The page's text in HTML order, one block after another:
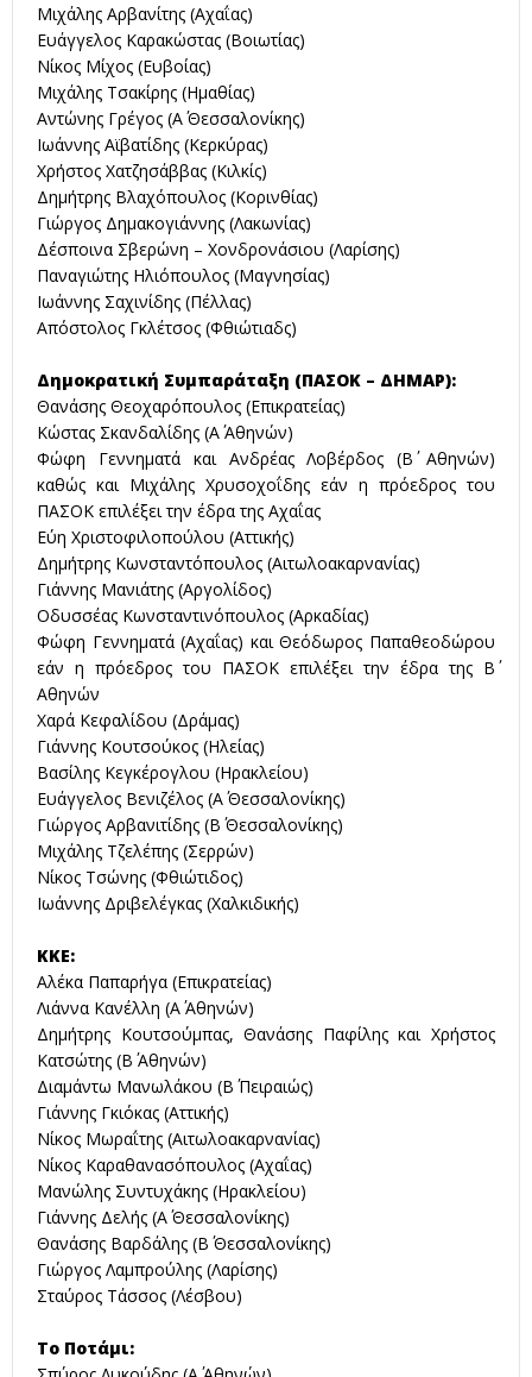
Μιχάλης Αρβανίτης (Αχαΐας)
Ευάγγελος Καρακώστας (Βοιωτίας)
Νίκος Μίχος (Ευβοίας)
Μιχάλης Τσακίρης (Ημαθίας)
Αντώνης Γρέγος (Α΄ Θεσσαλονίκης)
Ιωάννης Αϊβατίδης (Κερκύρας)
Χρήστος Χατζησάββας (Κιλκίς)
Δημήτρης Βλαχόπουλος (Κορινθίας)
Γιώργος Δημακογιάννης (Λακωνίας)
Δέσποινα Σβερώνη – Χονδρονάσιου (Λαρίσης)
Παναγιώτης Ηλιόπουλος (Μαγνησίας)
Ιωάννης Σαχινίδης (Πέλλας)
Απόστολος Γκλέτσος (Φθιώτιαδς)
Δημοκρατική Συμπαράταξη (ΠΑΣΟΚ – ΔΗΜΑΡ):
Θανάσης Θεοχαρόπουλος (Επικρατείας)
Κώστας Σκανδαλίδης (Α΄ Αθηνών)
Φώφη Γεννηματά και Ανδρέας Λοβέρδος (Β΄ Αθηνών)
καθώς και Μιχάλης Χρυσοχοΐδης εάν η πρόεδρος του
ΠΑΣΟΚ επιλέξει την έδρα της Αχαΐας
Εύη Χριστοφιλοπούλου (Αττικής)
Δημήτρης Κωνσταντόπουλος (Αιτωλοακαρνανίας)
Γιάννης Μανιάτης (Αργολίδος)
Οδυσσέας Κωνσταντινόπουλος (Αρκαδίας)
Φώφη Γεννηματά (Αχαΐας) και Θεόδωρος Παπαθεοδώρου
εάν η πρόεδρος του ΠΑΣΟΚ επιλέξει την έδρα της Β΄
Αθηνών
Χαρά Κεφαλίδου (Δράμας)
Γιάννης Κουτσούκος (Ηλείας)
Βασίλης Κεγκέρογλου (Ηρακλείου)
Ευάγγελος Βενιζέλος (Α΄ Θεσσαλονίκης)
Γιώργος Αρβανιτίδης (Β΄ Θεσσαλονίκης)
Μιχάλης Τζελέπης (Σερρών)
Νίκος Τσώνης (Φθιώτιδος)
Ιωάννης Δριβελέγκας (Χαλκιδικής)
ΚΚΕ:
Αλέκα Παπαρήγα (Επικρατείας)
Λιάννα Κανέλλη (Α΄ Αθηνών)
Δημήτρης Κουτσούμπας, Θανάσης Παφίλης και Χρήστος
Κατσώτης (Β΄ Αθηνών)
Διαμάντω Μανωλάκου (Β΄ Πειραιώς)
Γιάννης Γκιόκας (Αττικής)
Νίκος Μωραΐτης (Αιτωλοακαρνανίας)
Νίκος Καραθανασόπουλος (Αχαΐας)
Μανώλης Συντυχάκης (Ηρακλείου)
Γιάννης Δελής (Α΄ Θεσσαλονίκης)
Θανάσης Βαρδάλης (Β΄ Θεσσαλονίκης)
Γιώργος Λαμπρούλης (Λαρίσης)
Σταύρος Τάσσος (Λέσβου)
Το Ποτάμι: